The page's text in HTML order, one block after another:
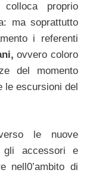
proprio
ma soprattutto
i referenti
ovvero coloro
del momento
le escursioni del
le nuove
gli accessori e
nell0’ambito di